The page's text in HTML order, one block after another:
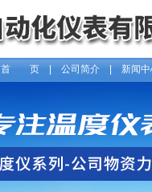
首 页| 公司简介| 新闻中